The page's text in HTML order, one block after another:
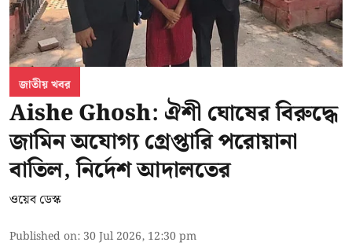
জাতীয় খবর
Aishe Ghosh: ঐশী ঘোষের বিরুদ্ধে
জামিন অযোগ্য গ্রেপ্তারি পরোয়ানা
বাতিল, নির্দেশ আদালতের
ওয়েব ডেস্ক
Published on: 30 Jul 2026, 12:30 pm